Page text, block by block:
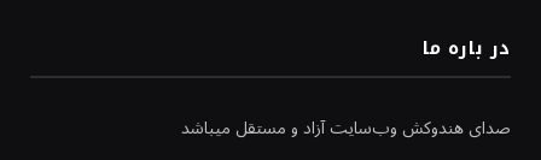
در باره ما
صدای هندوکش وب‌سایت آزاد و مستقل میباشد